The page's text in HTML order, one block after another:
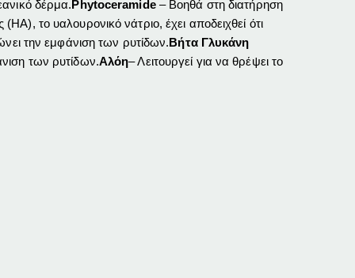
δέρμα.Phytoceramide– Βοηθά στη διατήρηση
το υαλουρονικό νάτριο, έχει αποδειχθεί ότι
την εμφάνιση των ρυτίδων.Βήτα Γλυκάνη
των ρυτίδων.Αλόη– Λειτουργεί για να θρέψει το